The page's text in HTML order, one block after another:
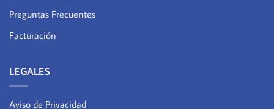
Preguntas Frecuentes
Facturación
LEGALES
Aviso de Privacidad